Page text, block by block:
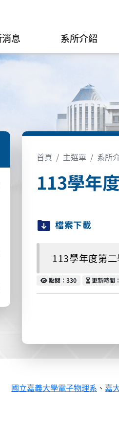
息 系所介紹
首頁 主選單 系所
113學年
檔案下載
113學年度第
點閱
點閱：330 更新時間
更新時間
國立嘉義大學電子物理系 、 嘉